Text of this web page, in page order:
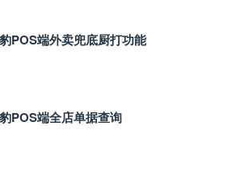
POS端外卖兜底厨打功能
POS端全店单据查询